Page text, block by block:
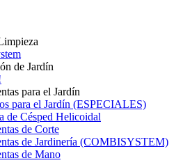
de Jardín
para el Jardín
para el Jardín (ESPECIALES)
de Césped Helicoidal
de Corte
de Jardinería (COMBISYSTEM)
de Mano